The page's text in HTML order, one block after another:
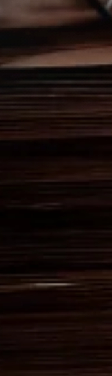
85 46
der hurtigt
kan gemme
og det
erfaren
og